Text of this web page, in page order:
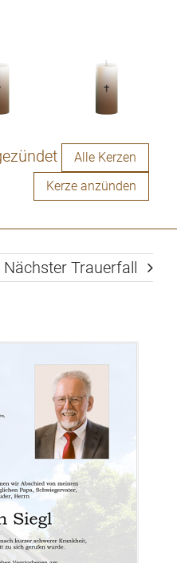
Alle Kerzen
Kerze anzünden
Nächster Trauerfall